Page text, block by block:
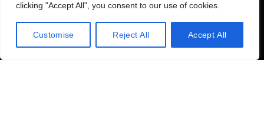
clicking "Accept All", you consent to our use of cookies.
Customise Reject All Accept All